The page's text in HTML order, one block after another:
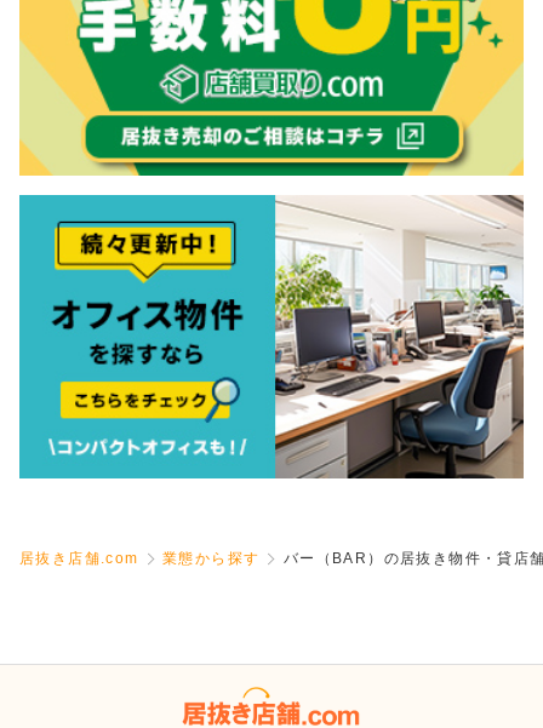
居抜き店舗.com 業態から探す バー（BAR）の居抜き物件・貸店